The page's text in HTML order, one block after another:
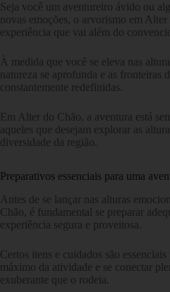
Seja você um aventureiro ávido ou
novas emoções, o arvorismo em
experiência que vai além do
À medida que você se eleva nas
natureza se aprofunda e as fronteiras
constantemente redefinidas.
Em Alter do Chão, a aventura está
aqueles que desejam explorar as
diversidade da região.
Preparativos essenciais para uma
Antes de se lançar nas alturas
Chão, é fundamental se preparar
experiência segura e proveitosa.
Certos itens e cuidados são
máximo da atividade e se conectar
exuberante que o rodeia.